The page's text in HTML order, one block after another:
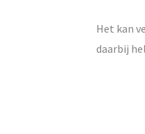
Het kan
daarbij